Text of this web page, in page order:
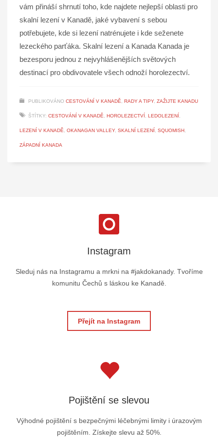
vám přináší shrnutí toho, kde najdete nejlepší oblasti pro
skalní lezení v Kanadě, jaké vybavení s sebou
potřebujete, kde si lezení natrénujete i kde seženete
lezeckého parťáka. Skalní lezení a Kanada Kanada je
bezesporu jednou z nejvyhlášenějších světových
destinací pro obdivovatele všech odnoží horolezectví.
PUBLIKOVÁNO CESTOVÁNÍ V KANADĚ, RADY A TIPY, ZAŽIJTE KANADU
ŠTÍTKY: CESTOVÁNÍ V KANADĚ, HOROLEZECTVÍ, LEDOLEZENÍ,
LEZENÍ V KANADĚ, OKANAGAN VALLEY, SKALNÍ LEZENÍ, SQUOMISH,
ZÁPADNÍ KANADA
Instagram
Sleduj nás na Instagramu a mrkni na #jakdokanady. Tvoříme
komunitu Čechů s láskou ke Kanadě.
Přejít na Instagram
Pojištění se slevou
Výhodné pojištění s bezpečnými léčebnými limity i úrazovým
pojištěním. Získejte slevu až 50%.